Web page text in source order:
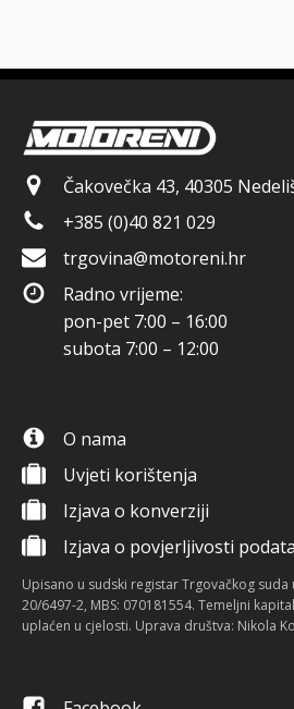
Čakovečka 43, 40305
+385 (0)40 821 029
trgovina@motoreni.hr
Radno vrijeme:
pon-pet 7:00 – 16:00
subota 7:00 – 12:00
O nama
Uvjeti korištenja
Izjava o konverziji
Izjava o povjerljivosti
Upisano u sudski registar Trgovačkog
20/6497-2, MBS: 070181554. Temeljni
uplaćen u cjelosti. Uprava društva: Nikola